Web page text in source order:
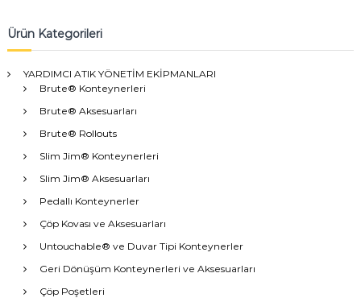
Ürün Kategorileri
YARDIMCI ATIK YÖNETİM EKİPMANLARI
Brute® Konteynerleri
Brute® Aksesuarları
Brute® Rollouts
Slim Jim® Konteynerleri
Slim Jim® Aksesuarları
Pedallı Konteynerler
Çöp Kovası ve Aksesuarları
Untouchable® ve Duvar Tipi Konteynerler
Geri Dönüşüm Konteynerleri ve Aksesuarları
Çöp Poşetleri